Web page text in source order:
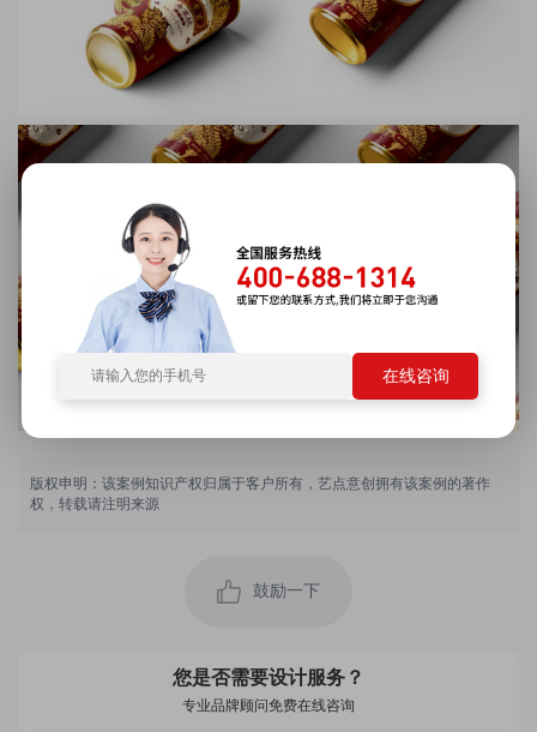
版权申明：该案例知识产权归属于客户所有，艺点意创拥有该案例的著作
权，转载请注明来源
鼓励一下
您是否需要设计服务？
专业品牌顾问免费在线咨询
的作品我很喜欢，出稿速度快，质量高，节省了不少
设计师很专业，服务不错，沟通也顺畅，作品一致通
过，客服回访及时，艺雲很给力，点赞！
在线咨询